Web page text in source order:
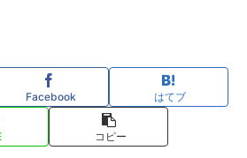
Facebook はてブ
コピー